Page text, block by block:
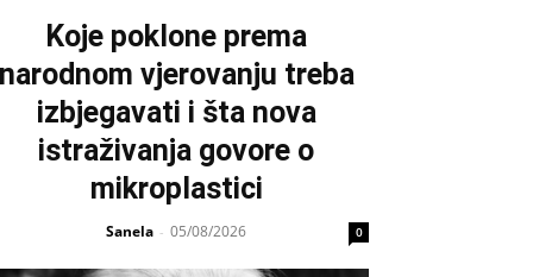
Koje poklone prema
vjerovanju treba
izbjegavati i šta nova
istraživanja govore o
mikroplastici
Sanela - 05/08/2026 0